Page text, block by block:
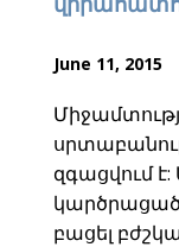
June 11, 2015
զգացվում
բացել